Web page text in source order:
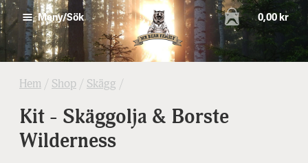
0,00 kr
Meny/Sök
Hem / Shop / Skägg /
Kit - Skäggolja & Borste
Wilderness